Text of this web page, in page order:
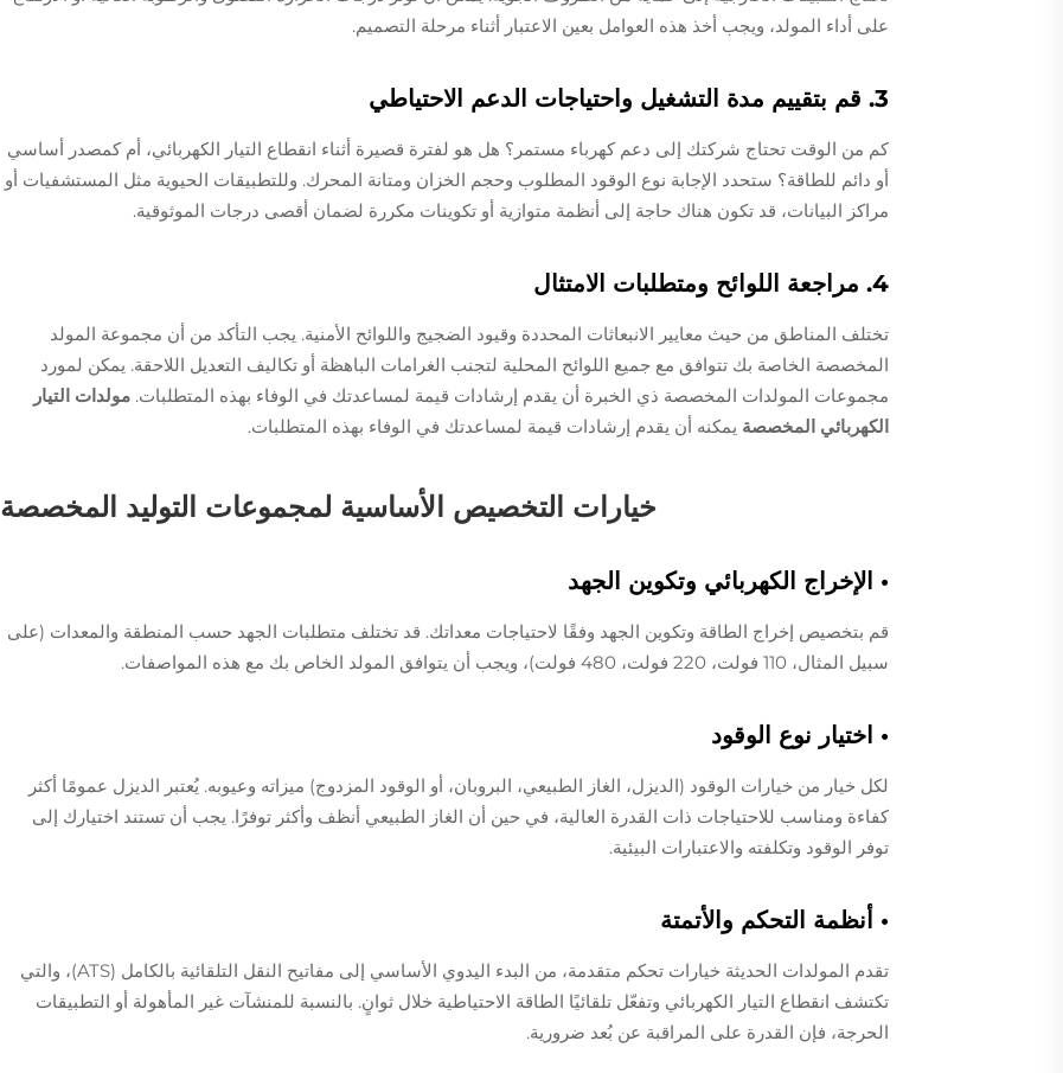
على أداء المولد، ويجب أخذ هذه العوامل بعين الاعتبار أثناء مرحلة التصميم.
3. قم بتقييم مدة التشغيل واحتياجات الدعم الاحتياطي
كم من الوقت تحتاج شركتك إلى دعم كهرباء مستمر؟ هل هو لفترة قصيرة أثناء انقطاع التيار الكهربائي، أم كمصدر أساسي
أو دائم للطاقة؟ ستحدد الإجابة نوع الوقود المطلوب وحجم الخزان ومتانة المحرك. وللتطبيقات الحيوية مثل المستشفيات أو
مراكز البيانات، قد تكون هناك حاجة إلى أنظمة متوازية أو تكوينات مكررة لضمان أقصى درجات الموثوقية.
4. مراجعة اللوائح ومتطلبات الامتثال
تختلف المناطق من حيث معايير الانبعاثات المحددة وقيود الضجيج واللوائح الأمنية. يجب التأكد من أن مجموعة المولد
المخصصة الخاصة بك تتوافق مع جميع اللوائح المحلية لتجنب الغرامات الباهظة أو تكاليف التعديل اللاحقة. يمكن لمورد
مجموعات المولدات المخصصة ذي الخبرة أن يقدم إرشادات قيمة لمساعدتك في الوفاء بهذه المتطلبات. مولدات التيار
الكهربائي المخصصة يمكنه أن يقدم إرشادات قيمة لمساعدتك في الوفاء بهذه المتطلبات.
خيارات التخصيص الأساسية لمجموعات التوليد المخصصة
• الإخراج الكهربائي وتكوين الجهد
قم بتخصيص إخراج الطاقة وتكوين الجهد وفقًا لاحتياجات معداتك. قد تختلف متطلبات الجهد حسب المنطقة والمعدات (على
سبيل المثال، 110 فولت، 220 فولت، 480 فولت)، ويجب أن يتوافق المولد الخاص بك مع هذه المواصفات.
• اختيار نوع الوقود
لكل خيار من خيارات الوقود (الديزل، الغاز الطبيعي، البروبان، أو الوقود المزدوج) ميزاته وعيوبه. يُعتبر الديزل عمومًا أكثر
كفاءة ومناسب للاحتياجات ذات القدرة العالية، في حين أن الغاز الطبيعي أنظف وأكثر توفرًا. يجب أن تستند اختيارك إلى
توفر الوقود وتكلفته والاعتبارات البيئية.
• أنظمة التحكم والأتمتة
تقدم المولدات الحديثة خيارات تحكم متقدمة، من البدء اليدوي الأساسي إلى مفاتيح النقل التلقائية بالكامل (ATS)، والتي
تكتشف انقطاع التيار الكهربائي وتفعّل تلقائيًا الطاقة الاحتياطية خلال ثوانٍ. بالنسبة للمنشآت غير المأهولة أو التطبيقات
الحرجة، فإن القدرة على المراقبة عن بُعد ضرورية.